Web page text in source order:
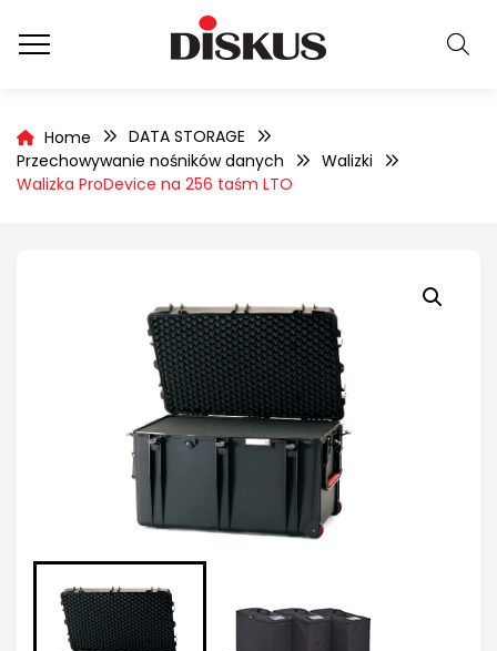
Home
DATA STORAGE
Przechowywanie nośników danych
Walizki
Walizka ProDevice na 256 taśm LTO